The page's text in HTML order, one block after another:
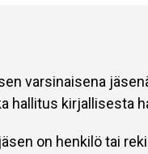
varsinaisena
hallitus kirjallisesta
on henkilö tai